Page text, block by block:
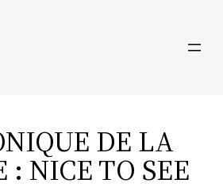
DE LA
: NICE TO SEE